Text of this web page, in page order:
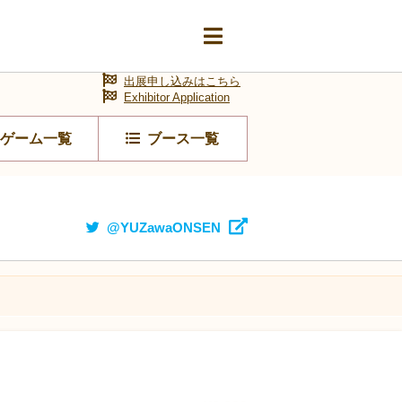
ゲーム一覧 ブース一覧
出展申し込みはこちら
Exhibitor Application
@YUZawaONSEN